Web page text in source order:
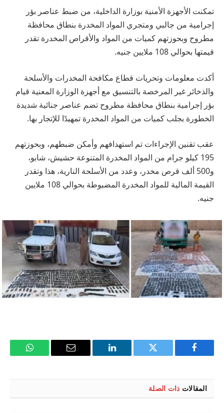
تمكنت الأجهزة الأمنية بوزارة الداخلية، من ضبط عناصر بؤر
إجرامية من جالبي ومتجري المواد المخدرة بنطاق محافظة
مطروح وبحوزتهم كميات من المواد والأقراص المخدرة تقدر
قيمتها بحوالي 108 ملايين جنيه.
أكدت معلومات وتحريات قطاع مكافحة المخدرات والأسلحة
والذخائر غير المرخصة بالتنسيق مع أجهزة الوزارة المعنية قيام
بؤر إجرامية بنطاق محافظة مطروح تضم عناصر جنائية شديدة
الخطورة بجلب كميات من المواد المخدرة تمهيدًا للإتجار بها.
عقب تقنين الإجراءات تم استهدافهم وأمكن ضبطهم، وبحوزتهم
195 كيلو جرام من المواد المخدرة المتنوعة حشيش، شابو،
و500 ألف قرص مخدر، وعدد من الأسلحة النارية، هذا وتقدر
القيمة المالية للمواد المخدرة المضبوطة بحوالي 108 ملايين
جنيه.
فيسبوك تويتر لينكدإن
البريد
واتساب
المقالات ذات الصلة